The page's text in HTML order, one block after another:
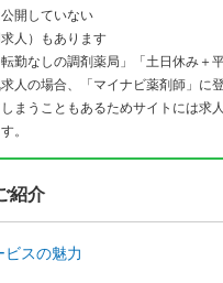
開していない
人）もあります
転勤なしの調剤薬局」「土日休み＋
人の場合、「マイナビ薬剤師」に
まうこともあるためサイトには求
。
紹介
ビスの魅力